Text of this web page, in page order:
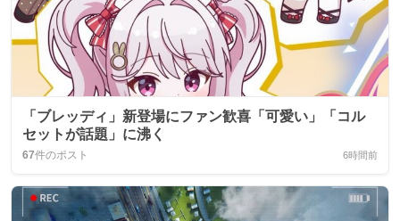
「ブレッディ」新登場にファン歓喜「可愛い」「コル
セットが話題」に沸く
67件のポスト 6時間前